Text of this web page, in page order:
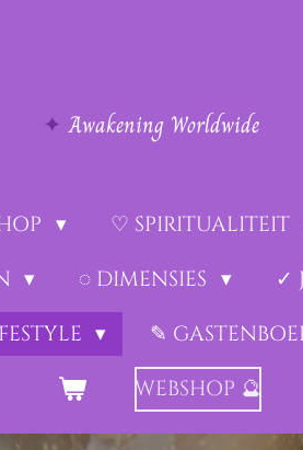
✦ Awakening Worldwide
♡ SPIRITUALITEIT
◌ DIMENSIES
✓
✎
WEBSHOP 🔮